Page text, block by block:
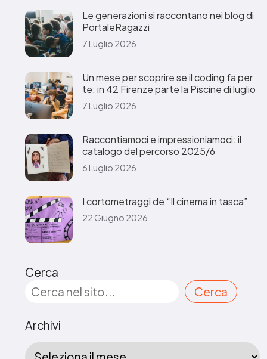
Le generazioni si raccontano nei blog di
PortaleRagazzi
7 Luglio 2026
Un mese per scoprire se il coding fa per
te: in 42 Firenze parte la Piscine di luglio
7 Luglio 2026
Raccontiamoci e impressioniamoci: il
catalogo del percorso 2025/6
6 Luglio 2026
I cortometraggi de “Il cinema in tasca”
22 Giugno 2026
Cerca
Cerca
Archivi